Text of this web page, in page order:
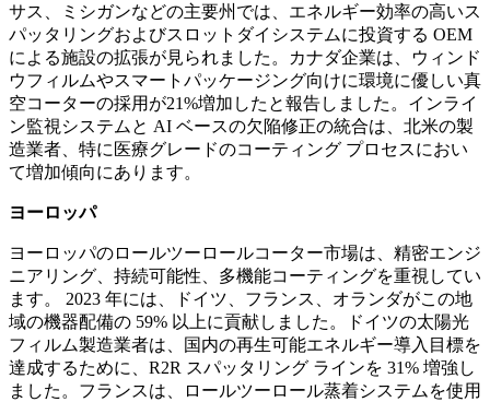
サス、ミシガンなどの主要州では、エネルギー効率の高いス
パッタリングおよびスロットダイシステムに投資する OEM
による施設の拡張が見られました。カナダ企業は、ウィンド
ウフィルムやスマートパッケージング向けに環境に優しい真
空コーターの採用が21%増加したと報告しました。インライ
ン監視システムと AI ベースの欠陥修正の統合は、北米の製
造業者、特に医療グレードのコーティング プロセスにおい
て増加傾向にあります。
ヨーロッパ
ヨーロッパのロールツーロールコーター市場は、精密エンジ
ニアリング、持続可能性、多機能コーティングを重視してい
ます。 2023 年には、ドイツ、フランス、オランダがこの地
域の機器配備の 59% 以上に貢献しました。ドイツの太陽光
フィルム製造業者は、国内の再生可能エネルギー導入目標を
達成するために、R2R スパッタリング ラインを 31% 増強し
ました。フランスは、ロールツーロール蒸着システムを使用